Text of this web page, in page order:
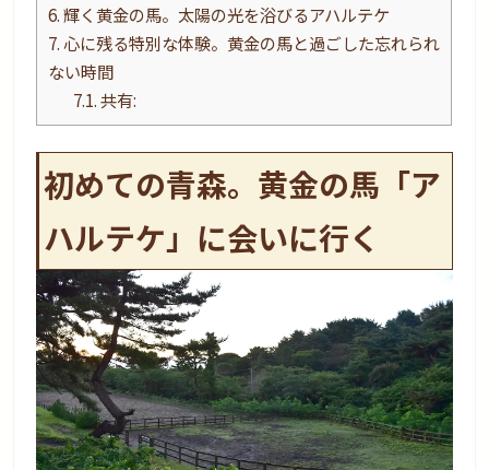
6.輝く黄金の馬。太陽の光を浴びるアハルテケ
7.心に残る特別な体験。黄金の馬と過ごした忘れられ
ない時間
7.1.共有:
初めての青森。黄金の馬「ア
ハルテケ」に会いに行く